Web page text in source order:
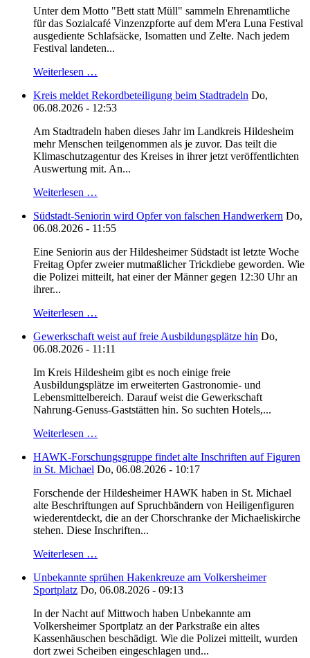
Unter dem Motto "Bett statt Müll" sammeln Ehrenamtliche
für das Sozialcafé Vinzenzpforte auf dem M'era Luna Festival
ausgediente Schlafsäcke, Isomatten und Zelte. Nach jedem
Festival landeten...
Weiterlesen …
Kreis meldet Rekordbeteiligung beim Stadtradeln Do,
06.08.2026 - 12:53
Am Stadtradeln haben dieses Jahr im Landkreis Hildesheim
mehr Menschen teilgenommen als je zuvor. Das teilt die
Klimaschutzagentur des Kreises in ihrer jetzt veröffentlichten
Auswertung mit. An...
Weiterlesen …
Südstadt-Seniorin wird Opfer von falschen Handwerkern Do,
06.08.2026 - 11:55
Eine Seniorin aus der Hildesheimer Südstadt ist letzte Woche
Freitag Opfer zweier mutmaßlicher Trickdiebe geworden. Wie
die Polizei mitteilt, hat einer der Männer gegen 12:30 Uhr an
ihrer...
Weiterlesen …
Gewerkschaft weist auf freie Ausbildungsplätze hin Do,
06.08.2026 - 11:11
Im Kreis Hildesheim gibt es noch einige freie
Ausbildungsplätze im erweiterten Gastronomie- und
Lebensmittelbereich. Darauf weist die Gewerkschaft
Nahrung-Genuss-Gaststätten hin. So suchten Hotels,...
Weiterlesen …
HAWK-Forschungsgruppe findet alte Inschriften auf Figuren
in St. Michael Do, 06.08.2026 - 10:17
Forschende der Hildesheimer HAWK haben in St. Michael
alte Beschriftungen auf Spruchbändern von Heiligenfiguren
wiederentdeckt, die an der Chorschranke der Michaeliskirche
stehen. Diese Inschriften...
Weiterlesen …
Unbekannte sprühen Hakenkreuze am Volkersheimer
Sportplatz Do, 06.08.2026 - 09:13
In der Nacht auf Mittwoch haben Unbekannte am
Volkersheimer Sportplatz an der Parkstraße ein altes
Kassenhäuschen beschädigt. Wie die Polizei mitteilt, wurden
dort zwei Scheiben eingeschlagen und...